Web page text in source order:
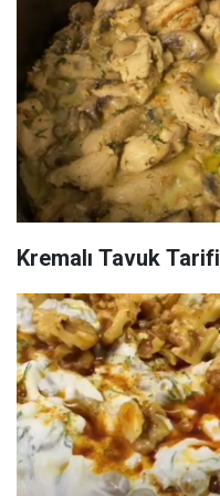
Kremalı Tavuk Tarifi